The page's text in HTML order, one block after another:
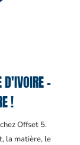
–
!
Offset 5.
la matière, le